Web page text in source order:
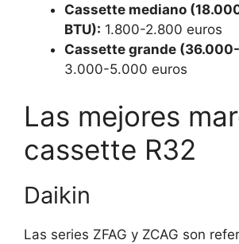
Cassette mediano
BTU): 1.800-2.800 euros
Cassette grande
3.000-5.000 euros
Las mejores
cassette R32
Daikin
Las series ZFAG y ZCAG son